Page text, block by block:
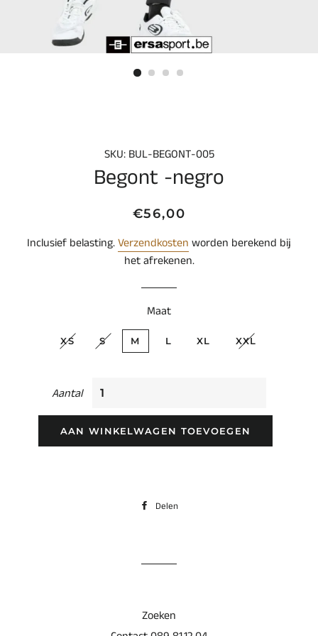
SKU: BUL-BEGONT-005
Begont -negro
Normale
Aanbiedingsprijs
€56,00
Inclusief belasting.Verzendkosten worden berekend bij
het afrekenen.
Maat
XS S M L XL XXL
Aantal
AAN WINKELWAGEN TOEVOEGEN
Delen
Zoeken